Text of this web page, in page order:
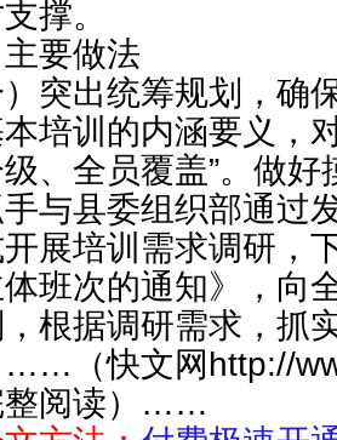
撑。
要做法
）突出统筹规划，确
培训的内涵要义，
、全员覆盖”。做好
与县委组织部通过
展培训需求调研，
班次的通知》，向
根据调研需求，抓
（快文网http://
整阅读）……